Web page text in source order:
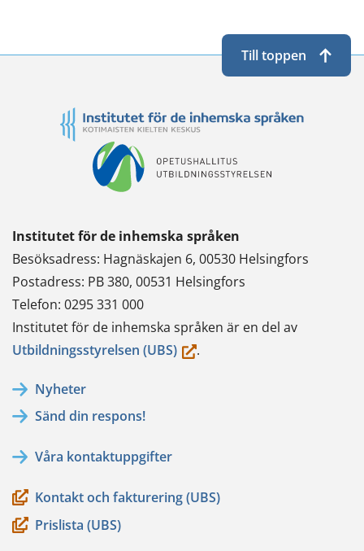
Institutet för de inhemska språken
Besöksadress: Hagnäskajen 6, 00530 Helsingfors
Postadress: PB 380, 00531 Helsingfors
Telefon: 0295 331 000
Institutet för de inhemska språken är en del av
Utbildningsstyrelsen (UBS)(du.
Nyheter
Sänd din respons!
Våra kontaktuppgifter
Kontakt och fakturering (UBS)
Prislista (UBS)
Till toppen